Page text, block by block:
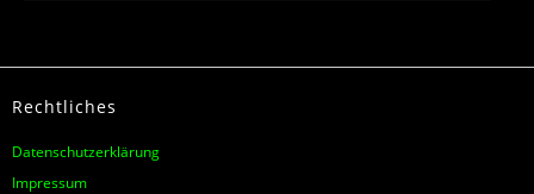
Rechtliches
Datenschutzerklärung
Impressum